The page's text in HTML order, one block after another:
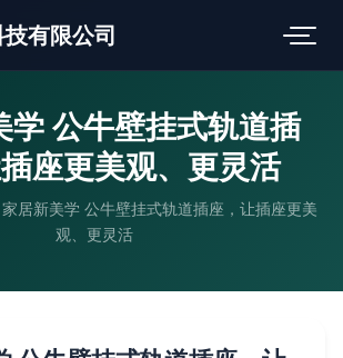
有限公司
学 公牛壁挂式轨道插
座更美观、更灵活
家居新美学 公牛壁挂式轨道插座，让插座更美
观、更灵活